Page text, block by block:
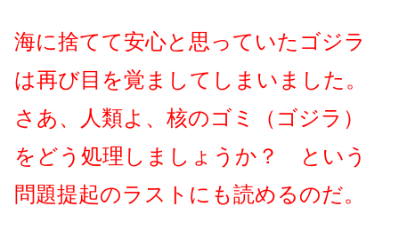
海に捨てて安心と思っていたゴジラ
は再び目を覚ましてしまいました。
さあ、人類よ、核のゴミ（ゴジラ）
をどう処理しましょうか？ という
問題提起のラストにも読めるのだ。